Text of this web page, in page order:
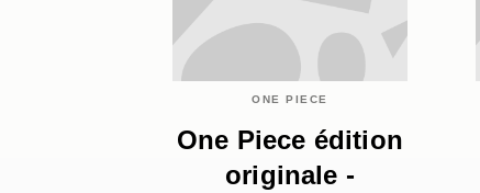
ONE PIECE
One Piece édition
originale -